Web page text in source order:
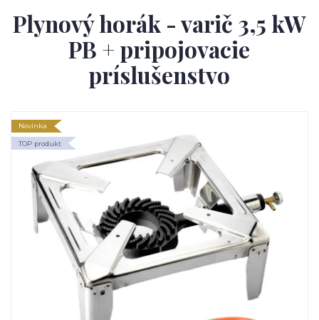
Plynový horák - varič 3,5 kW
PB + pripojovacie
príslušenstvo
Novinka
TOP produkt